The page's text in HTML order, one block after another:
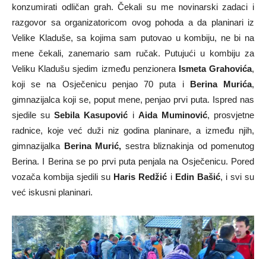
konzumirati odličan grah. Čekali su me novinarski zadaci i
razgovor sa organizatoricom ovog pohoda a da planinari iz
Velike Kladuše, sa kojima sam putovao u kombiju, ne bi na
mene čekali, zanemario sam ručak. Putujući u kombiju za
Veliku Kladušu sjedim između penzionera Ismeta Grahovića,
koji se na Osječenicu penjao 70 puta i Berina Murića,
gimnazijalca koji se, poput mene, penjao prvi puta. Ispred nas
sjedile suSebila Kasupović i Aida Muminović, prosvjetne
radnice, koje već duži niz godina planinare, a između njih,
gimnazijalka Berina Murić, sestra bliznakinja od pomenutog
Berina. I Berina se po prvi puta penjala na Osječenicu. Pored
vozača kombija sjedili su Haris Redžić i Edin Bašić, i svi su
već iskusni planinari.